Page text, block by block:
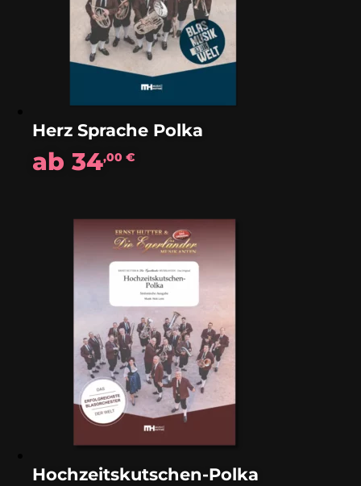
Herz Sprache Polka
ab34,00€
Hochzeitskutschen-Polka